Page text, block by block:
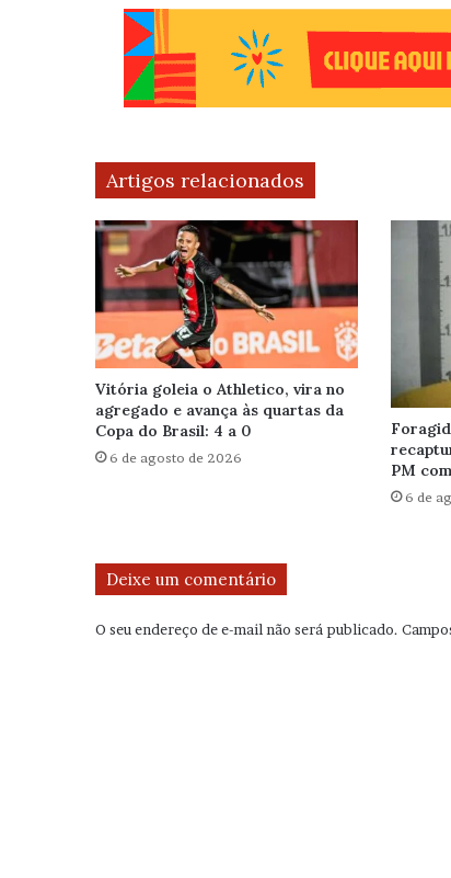
Artigos relacionados
Vitória goleia o Athletico, vira no
agregado e avança às quartas da
Copa do Brasil: 4 a 0
6 de agosto de 2026
PM
6 de
Deixe um comentário
O seu endereço de e-mail não será publicado.